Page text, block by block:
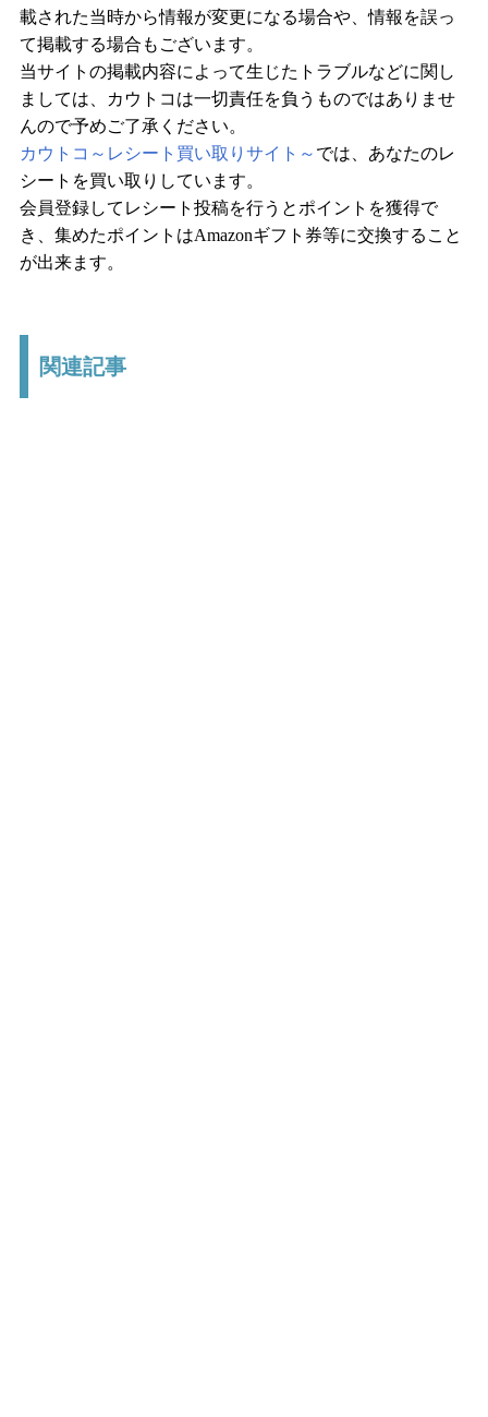
載された当時から情報が変更になる場合や、情報を誤っ
て掲載する場合もございます。
当サイトの掲載内容によって生じたトラブルなどに関し
ましては、カウトコは一切責任を負うものではありませ
んので予めご了承ください。
カウトコ～レシート買い取りサイト～ では、あなたのレ
シートを買い取りしています。
会員登録してレシート投稿を行うとポイントを獲得で
き、集めたポイントはAmazonギフト券等に交換すること
が出来ます。
関連記事